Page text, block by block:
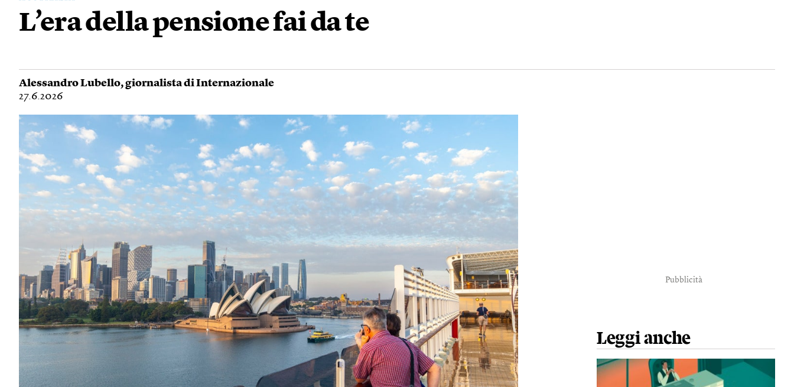
L’era della pensione fai da te
Alessandro Lubello, giornalista di Internazionale
27.6.2026
Pubblicità
Leggi anche